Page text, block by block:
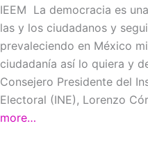
IEEM La democracia es
las y los ciudadanos y
prevaleciendo en México
ciudadanía así lo quiera y
Consejero Presidente del
Electoral (INE), Lorenzo
more…